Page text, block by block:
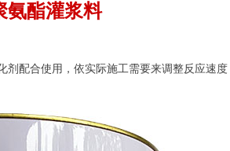
配合使用，依实际施工需要来调整反应速
氨酯灌浆料